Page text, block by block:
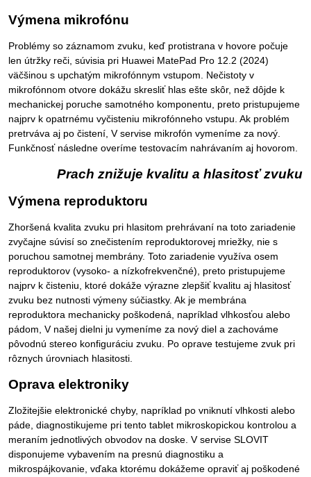
Výmena mikrofónu
Problémy so záznamom zvuku, keď protistrana v hovore počuje
len útržky reči, súvisia pri Huawei MatePad Pro 12.2 (2024)
väčšinou s upchatým mikrofónnym vstupom. Nečistoty v
mikrofónnom otvore dokážu skresliť hlas ešte skôr, než dôjde k
mechanickej poruche samotného komponentu, preto pristupujeme
najprv k opatrnému vyčisteniu mikrofónneho vstupu. Ak problém
pretrváva aj po čistení, V servise mikrofón vymeníme za nový.
Funkčnosť následne overíme testovacím nahrávaním aj hovorom.
Prach znižuje kvalitu a hlasitosť zvuku
Výmena reproduktoru
Zhoršená kvalita zvuku pri hlasitom prehrávaní na toto zariadenie
zvyčajne súvisí so znečistením reproduktorovej mriežky, nie s
poruchou samotnej membrány. Toto zariadenie využíva osem
reproduktorov (vysoko- a nízkofrekvenčné), preto pristupujeme
najprv k čisteniu, ktoré dokáže výrazne zlepšiť kvalitu aj hlasitosť
zvuku bez nutnosti výmeny súčiastky. Ak je membrána
reproduktora mechanicky poškodená, napríklad vlhkosťou alebo
pádom, V našej dielni ju vymeníme za nový diel a zachováme
pôvodnú stereo konfiguráciu zvuku. Po oprave testujeme zvuk pri
rôznych úrovniach hlasitosti.
Oprava elektroniky
Zložitejšie elektronické chyby, napríklad po vniknutí vlhkosti alebo
páde, diagnostikujeme pri tento tablet mikroskopickou kontrolou a
meraním jednotlivých obvodov na doske. V servise SLOVIT
disponujeme vybavením na presnú diagnostiku a
mikrospájkovanie, vďaka ktorému dokážeme opraviť aj poškodené